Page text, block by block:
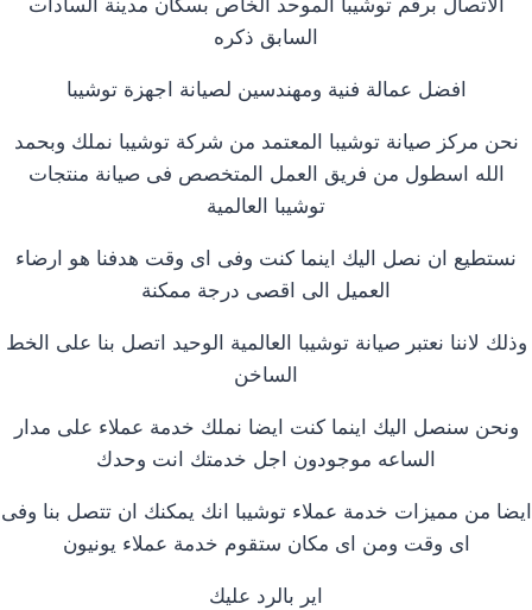
الاتصال برقم توشيبا الموحد الخاص بسكان مدينة السادات
السابق ذكره
افضل عمالة فنية ومهندسين لصيانة اجهزة توشيبا
نحن مركز صيانة توشيبا المعتمد من شركة توشيبا نملك وبحمد
الله اسطول من فريق العمل المتخصص فى صيانة منتجات
توشيبا العالمية
نستطيع ان نصل اليك اينما كنت وفى اى وقت هدفنا هو ارضاء
العميل الى اقصى درجة ممكنة
وذلك لاننا نعتبر صيانة توشيبا العالمية الوحيد اتصل بنا على الخط
الساخن
ونحن سنصل اليك اينما كنت ايضا نملك خدمة عملاء على مدار
الساعه موجودون اجل خدمتك انت وحدك
ايضا من مميزات خدمة عملاء توشيبا انك يمكنك ان تتصل بنا وفى
اى وقت ومن اى مكان ستقوم خدمة عملاء يونيون
اير بالرد عليك